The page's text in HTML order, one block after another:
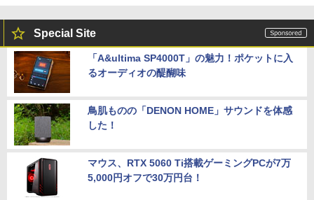
Special Site
「A&ultima SP4000T」の魅力！ポケットに入
るオーディオの醍醐味
鳥肌ものの「DENON HOME」サウンドを体感
した！
マウス、RTX 5060 Ti搭載ゲーミングPCが7万
5,000円オフで30万円台！